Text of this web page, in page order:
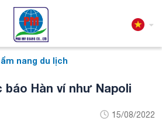
nang du lịch
Hàn ví như Napoli
15/08/2022